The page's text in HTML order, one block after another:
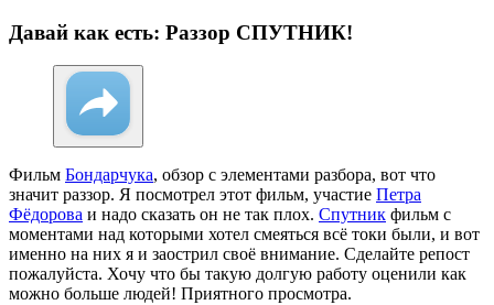
Давай как есть: Раззор СПУТНИК!
Фильм Бондарчука, обзор с элементами разбора, вот что
значит раззор. Я посмотрел этот фильм, участие Петра
Фёдорова и надо сказать он не так плох. Спутник фильм с
моментами над которыми хотел смеяться всё токи были, и вот
именно на них я и заострил своё внимание. Сделайте репост
пожалуйста. Хочу что бы такую долгую работу оценили как
можно больше людей! Приятного просмотра.